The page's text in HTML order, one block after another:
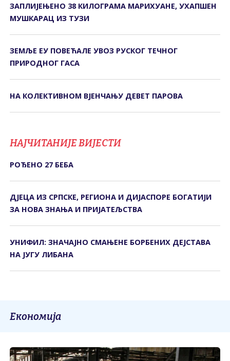
ЗАПЛИЈЕЊЕНО 38 КИЛОГРАМА МАРИХУАНЕ, УХАПШЕН
МУШКАРАЦ ИЗ ТУЗИ
ЗЕМЉЕ ЕУ ПОВЕЋАЛЕ УВОЗ РУСКОГ ТЕЧНОГ
ПРИРОДНОГ ГАСА
НА КОЛЕКТИВНОМ ВЈЕНЧАЊУ ДЕВЕТ ПАРОВА
НАЈЧИТАНИЈЕ ВИЈЕСТИ
РОЂЕНО 27 БЕБА
ДЈЕЦА ИЗ СРПСКЕ, РЕГИОНА И ДИЈАСПОРЕ БОГАТИЈИ
ЗА НОВА ЗНАЊА И ПРИЈАТЕЉСТВА
УНИФИЛ: ЗНАЧАЈНО СМАЊЕНЕ БОРБЕНИХ ДЕЈСТАВА
НА ЈУГУ ЛИБАНА
Економија